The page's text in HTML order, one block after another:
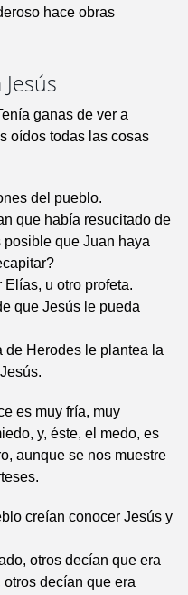
hace obras
ganas de ver a
oídos todas las cosas
del pueblo.
que había resucitado de
posible que Juan haya
Elías, u otro profeta.
que Jesús le pueda
de Herodes le plantea la
es muy fría, muy
y, éste, el medo, es
aunque se nos muestre
creían conocer Jesús y
otros decían que era
decían que era